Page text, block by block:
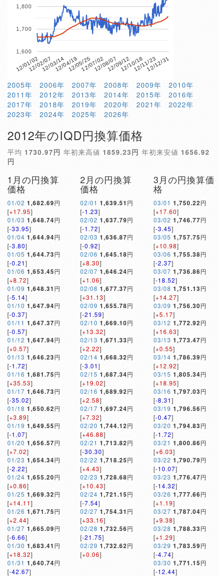
12/01/0212/02/0712/03/1412/04/1912/05/2512/07/0212/08/0712/09/1212/10/1812/11/2312/12/31
1,600
1,700
1,800
2005年 2006年 2007年 2008年 2009年
2010年
2011年
2012年 2013年 2014年 2015年
2016年
2017年
2018年 2019年 2020年 2021年
2022年
2023年
2024年 2025年 2026年
2012年のIQD円換算価格
平均 1730.97円 年初来高値 1859.23円 年初来安値 1656.92
円
1月の円換算
価格
01/02 1,682.69円
[+17.95]
01/03 1,648.74円
[-33.95]
01/04 1,644.94円
[-3.80]
01/05 1,644.73円
[-0.21]
01/06 1,653.45円
[+8.72]
01/09 1,648.31 円
[-5.14]
01/10 1,647.94円
[-0.37]
01/11 1,647.37円
[-0.57]
01/12 1,647.94円
[+0.57]
01/13 1,646.23円
[-1.72]
01/16 1,681.75円
[+35.53]
01/17 1,646.73円
[-35.02]
01/18 1,650.62円
[+3.89]
01/19 1,649.55円
[-1.07]
01/20 1,656.57円
[+7.02]
01/23 1,654.34円
[-2.22]
01/24 1,655.20円
[+0.86]
01/25 1,669.32円
[+14.11]
01/26 1,671.75円
[+2.44]
01/27 1,665.09円
[-6.66]
01/30 1,683.41 円
[+18.32]
01/31 1,640.74円
[-42.67]
2月の円換算
価格
02/01 1,639.51 円
[-1.23]
02/02 1,637.79円
[-1.72]
02/03 1,636.87円
[-0.92]
02/06 1,645.18円
[+8.30]
02/07 1,646.24円
[+1.06]
02/08 1,677.37円
[+31.13]
02/09 1,655.78円
[-21.59]
02/10 1,669.10円
[+13.32]
02/13 1,671.33円
[+2.22]
02/14 1,668.32円
[-3.01]
02/15 1,687.34円
[+19.02]
02/16 1,689.92円
[+2.58]
02/17 1,697.24円
[+7.32]
02/20 1,744.12円
[+46.88]
02/21 1,713.82円
[-30.30]
02/22 1,718.25円
[+4.43]
02/23 1,728.68円
[+10.43]
02/24 1,721.15円
[-7.54]
02/27 1,754.31 円
[+33.16]
02/28 1,732.56円
[-21.75]
02/29 1,732.62円
[+0.06]
3月の円換算価
格
03/01 1,750.22円
[+17.60]
03/02 1,746.77円
[-3.45]
03/05 1,757.75円
[+10.98]
03/06 1,755.38円
[-2.37]
03/07 1,736.86円
[-18.52]
03/08 1,751.13円
[+14.27]
03/09 1,756.30円
[+5.17]
03/12 1,772.92円
[+16.63]
03/13 1,773.47円
[+0.55]
03/14 1,786.39円
[+12.92]
03/15 1,805.34円
[+18.95]
03/16 1,797.03円
[-8.31]
03/19 1,796.56円
[-0.47]
03/20 1,794.83円
[-1.72]
03/21 1,800.86円
[+6.03]
03/22 1,790.79円
[-10.07]
03/23 1,776.47円
[-14.32]
03/26 1,777.66円
[+1.19]
03/27 1,787.04円
[+9.38]
03/28 1,788.33円
[+1.29]
03/29 1,783.59円
[-4.74]
03/30 1,771.15円
[-12.44]